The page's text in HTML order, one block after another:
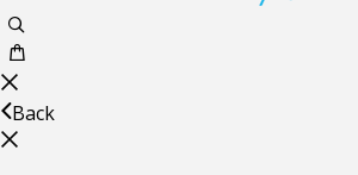
Back